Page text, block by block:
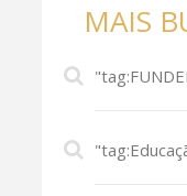
MAIS